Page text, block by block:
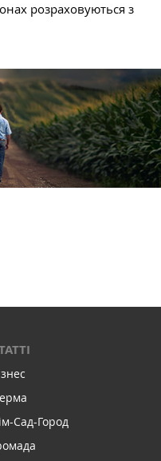
розраховуються з
Сад-Город